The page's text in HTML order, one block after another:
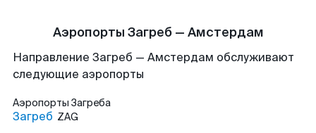
Аэропорты Загреб — Амстердам
Направление Загреб — Амстердам обслуживают
следующие аэропорты
Аэропорты Загреба
Загреб ZAG